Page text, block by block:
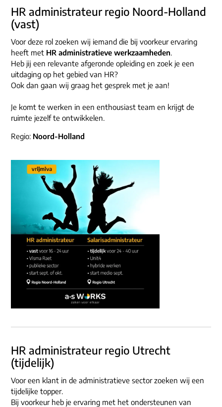
e-mail/telefoon
social media
HR administrateur regio Noord-Holland
(vast)
Voor deze rol zoeken wij iemand die bij voorkeur ervaring
heeft met HR administratieve werkzaamheden.
Heb jij een relevante afgeronde opleiding en zoek je een
uitdaging op het gebied van HR?
Ook dan gaan wij graag het gesprek met je aan!
Je komt te werken in een enthousiast team en krijgt de
ruimte jezelf te ontwikkelen.
Regio: Noord-Holland
HR administrateur regio Utrecht
(tijdelijk)
Voor een klant in de administratieve sector zoeken wij een
tijdelijke topper.
Bij voorkeur heb je ervaring met het ondersteunen van